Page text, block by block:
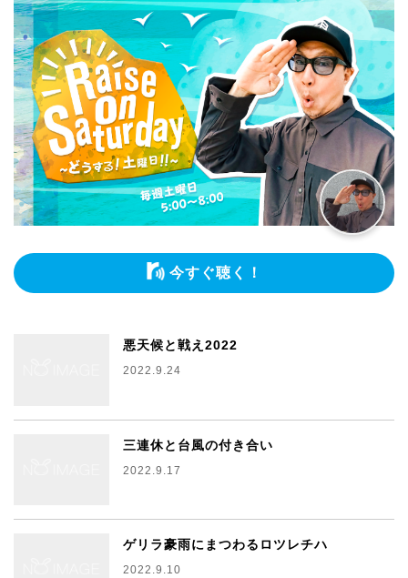
今すぐ聴く！
悪天候と戦え2022
2022.9.24
三連休と台風の付き合い
2022.9.17
ゲリラ豪雨にまつわるロツレチハ
2022.9.10